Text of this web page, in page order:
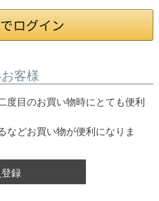
客様
度目のお買い物時にとても便利
などお買い物が便利になりま
録